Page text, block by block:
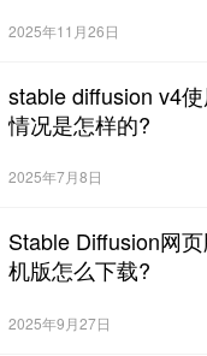
2025年11月26日
stable diffusion v4
情况是怎样的?
2025年7月8日
Stable Diffusion网
机版怎么下载?
2025年9月27日